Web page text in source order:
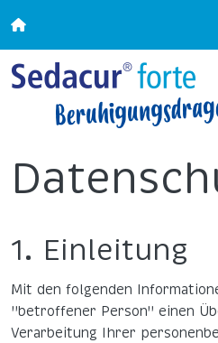
1. Einleitung
Mit den folgenden
"betroffener Person" einen
Verarbeitung Ihrer